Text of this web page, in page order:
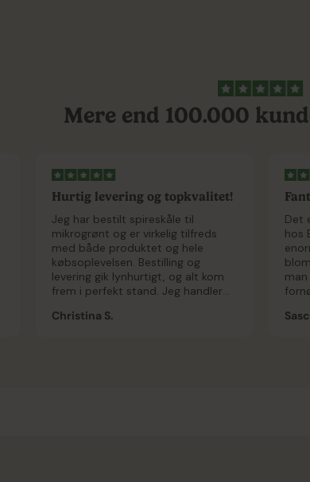
Mere end 100.000
Hurtig levering og topkvalitet!
Jeg har bestilt spireskåle til
mikrogrønt og er virkelig tilfreds
med både produktet og hele
købsoplevelsen. Bestilling og
levering gik lynhurtigt, og alt kom
frem i perfekt stand. Jeg handler
Christina S.
Det
hos
hvis